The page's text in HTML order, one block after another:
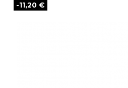
-11,20 €